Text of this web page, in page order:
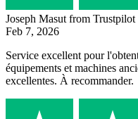
Joseph Masut from Trustpilot
Feb 7, 2026
Service excellent pour
équipements et machines
excellentes. À recommander.